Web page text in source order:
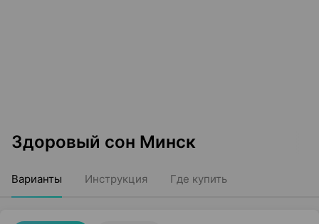
Здоровый сон Минск
Варианты Инструкция Где купить